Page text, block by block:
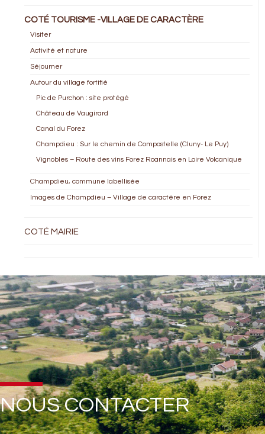
COTÉ TOURISME -VILLAGE DE CARACTÈRE
Visiter
Activité et nature
Séjourner
Autour du village fortifié
Pic de Purchon : site protégé
Château de Vaugirard
Canal du Forez
Champdieu : Sur le chemin de Compostelle (Cluny- Le Puy)
Vignobles – Route des vins Forez Roannais en Loire Volcanique
Champdieu, commune labellisée
Images de Champdieu – Village de caractère en Forez
COTÉ MAIRIE
NOUS CONTACTER